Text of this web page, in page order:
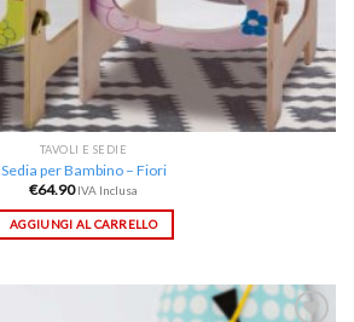
TAVOLI E SEDIE
Sedia per Bambino – Fiori
€64.90 IVA Inclusa
AGGIUNGI AL CARRELLO